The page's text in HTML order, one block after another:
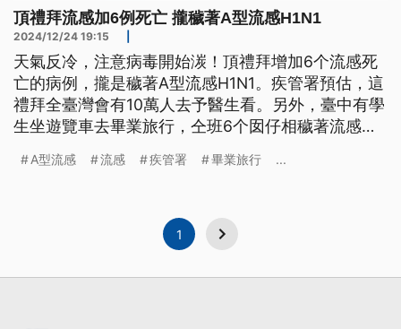
頂禮拜流感加6例死亡 攏穢著A型流感H1N1
2024/12/24 19:15
天氣反冷，注意病毒開始湠！頂禮拜增加6个流感死
亡的病例，攏是穢著A型流感H1N1。疾管署預估，這
禮拜全臺灣會有10萬人去予醫生看。另外，臺中有學
生坐遊覽車去畢業旅行，仝班6个囡仔相穢著流感。
A型流感 流感 疾管署 畢業旅行 ...
1